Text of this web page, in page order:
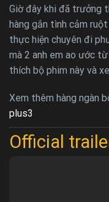
Giờ đây khi đã trưởng
hàng gắn tình cảm
thực hiện chuyên đi
mà 2 anh em ao ước
thích bộ phim này và
Xem thêm hàng ngàn
plus3
Official